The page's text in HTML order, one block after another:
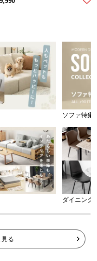
ソファ特集
ダイニング
る